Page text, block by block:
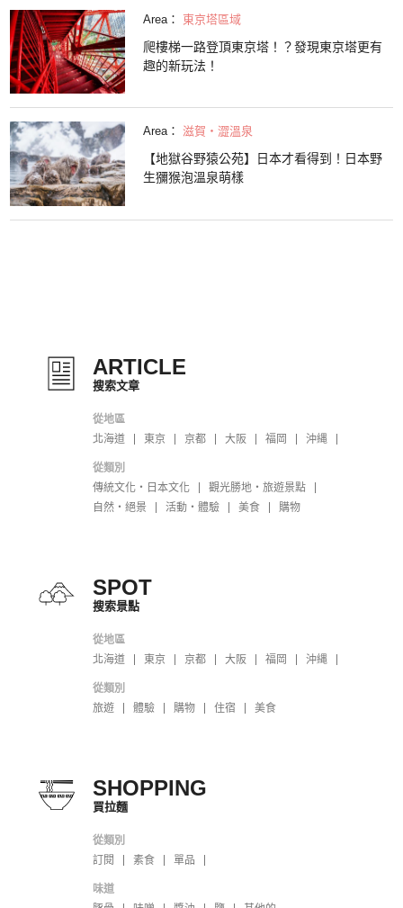
Area： 東京塔區域
爬樓梯一路登頂東京塔！？發現東京塔更有
趣的新玩法！
Area： 滋賀・澀溫泉
【地獄谷野猿公苑】日本才看得到！日本野
生獼猴泡溫泉萌樣
ARTICLE
搜索文章
從地區
北海道
東京 京都 大阪 福岡 沖縄
從類別
傳統文化・日本文化
觀光勝地・旅遊景點
自然・絕景
活動・體驗 美食 購物
SPOT
搜索景點
從地區
北海道
東京 京都 大阪 福岡 沖縄
從類別
旅遊
體驗 購物 住宿 美食
SHOPPING
買拉麵
從類別
訂閱
素食 單品
味道